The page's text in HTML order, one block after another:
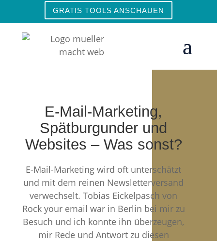
GRATIS TOOLS ANSCHAUEN
E-Mail-Marketing,
Spätburgunder und
Websites – Was sonst?
E-Mail-Marketing wird oft unterschätzt
und mit dem reinen Newsletterversand
verwechselt. Tobias Eickelpasch von
Rock your email war in Berlin bei mir zu
Besuch und ich konnte ihn überzeugen,
mir Rede und Antwort zu diesen